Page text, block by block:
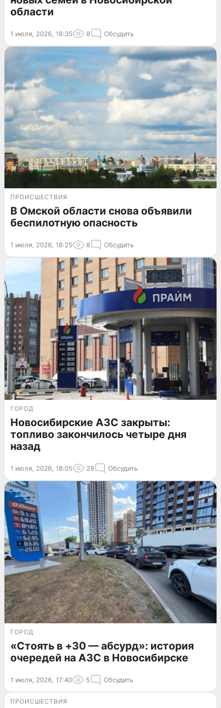
области
1 июля, 2026, 18:35 8 Обсудить
ПРОИСШЕСТВИЯ
В Омской области снова объявили
беспилотную опасность
1 июля, 2026, 18:25 8 Обсудить
ГОРОД
Новосибирские АЗС закрыты:
топливо закончилось четыре дня
назад
1 июля, 2026, 18:05 28 Обсудить
ГОРОД
«Стоять в +30 — абсурд»: история
очередей на АЗС в Новосибирске
1 июля, 2026, 17:40 5 Обсудить
ПРОИСШЕСТВИЯ